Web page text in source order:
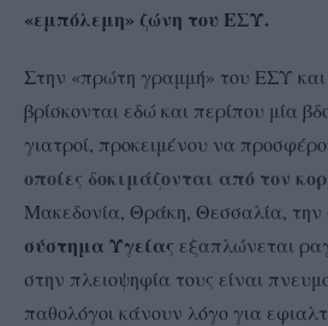
«εμπόλεμη» ζώνη του ΕΣΥ.
Στην «πρώτη γραμμή» του ΕΣΥ και
βρίσκονται εδώ και περίπου μία
γιατροί, προκειμένου να
οποίες δοκιμάζονται από τον
Μακεδονία, Θράκη, Θεσσαλία,
σύστημα Υγείας εξαπλώνεται
στην πλειοψηφία τους είναι
παθολόγοι κάνουν λόγο για